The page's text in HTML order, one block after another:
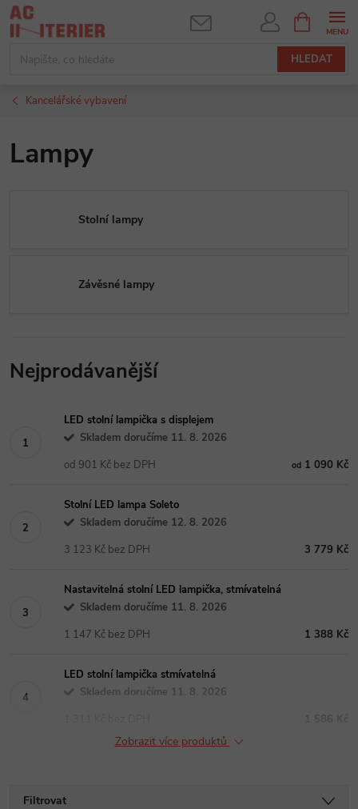
Přejít
na
HLEDAT
NÁKUPNÍ
KOŠÍK
Kancelářské vybavení
Lampy
Stolní lampy
Závěsné lampy
Nejprodávanější
LED stolní lampička s displejem
Skladem doručíme 11. 8. 2026
od1 090 Kč
od 901 Kč bez DPH
Stolní LED lampa Soleto
Skladem doručíme 12. 8. 2026
3 779 Kč
3 123 Kč bez DPH
Nastavitelná stolní LED lampička, stmívatelná
Skladem doručíme 11. 8. 2026
1 388 Kč
1 147 Kč bez DPH
LED stolní lampička stmívatelná
Skladem doručíme 11. 8. 2026
Zobrazit více produktů
Filtrovat